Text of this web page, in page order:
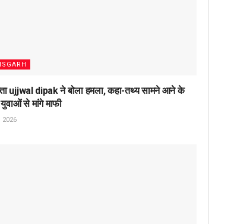
ujjwal dipak ने बोला हमला, कहा-तथ्य सामने आने के
से मांगे माफी
2026